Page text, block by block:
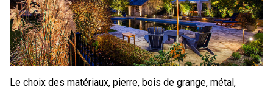
Le choix des matériaux, pierre, bois de grange, métal,